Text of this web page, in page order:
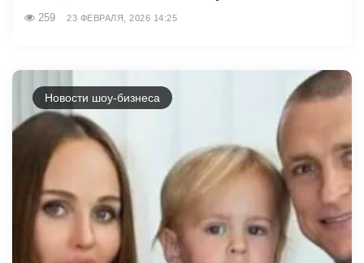
259 23 ФЕВРАЛЯ, 2026 14:25
Новости шоу-бизнеса